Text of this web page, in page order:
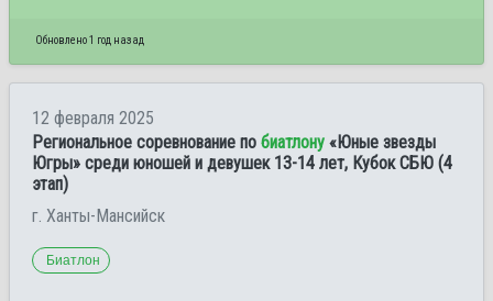
Обновлено 1 год назад
12 февраля 2025
Региональное соревнование по биатлону «Юные звезды
Югры» среди юношей и девушек 13-14 лет, Кубок СБЮ (4
этап)
г. Ханты-Мансийск
Биатлон